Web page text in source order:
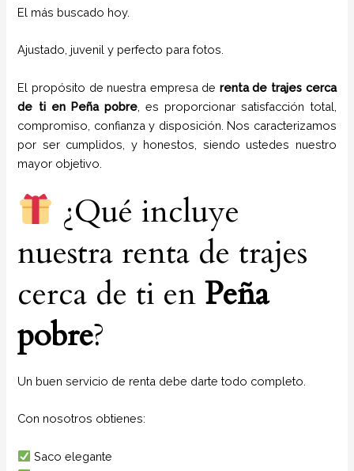
El más buscado hoy.
Ajustado, juvenil y perfecto para fotos.
El propósito de nuestra empresa de renta de trajes cerca
de ti en Peña pobre , es proporcionar satisfacción total,
compromiso, confianza y disposición. Nos caracterizamos
por ser cumplidos, y honestos, siendo ustedes nuestro
mayor objetivo.
¿Qué incluye
nuestra renta de trajes
cerca de ti enPeña
pobre?
Un buen servicio de renta debe darte todo completo.
Con nosotros obtienes:
Saco elegante